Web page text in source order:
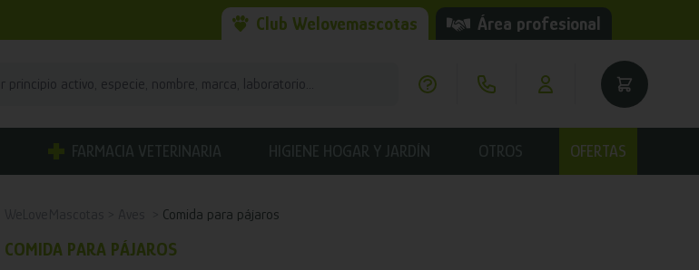
Club Welovemascotas Área profesional
FARMACIA VETERINARIA HIGIENE HOGAR Y JARDÍN OTROS OFERTAS
Comida para pájaros
COMIDA PARA PÁJAROS